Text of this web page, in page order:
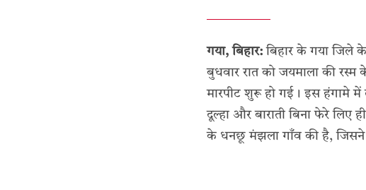
गया, बिहार: बिहार के गया जिले
बुधवार रात को जयमाला की रस्म
मारपीट शुरू हो गई। इस हंगामे
दूल्हा और बाराती बिना फेरे लिए
के धनछू मंझला गाँव की है, जिसने